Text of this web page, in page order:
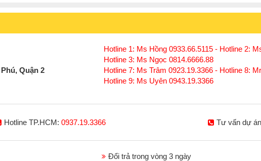
Hotline 1: Ms Hồng 0933.66.5115 - Hotline 2:
Hotline 3: Ms Ngọc 0814.6666.88
Quận 2
Hotline 7: Ms Trâm 0923.19.3366 - Hotline 8:
Hotline 9: Ms Uyên 0943.19.3366
Hotline TP.HCM: 0937.19.3366 Tư vấn dự
Đổi trả trong vòng 3 ngày